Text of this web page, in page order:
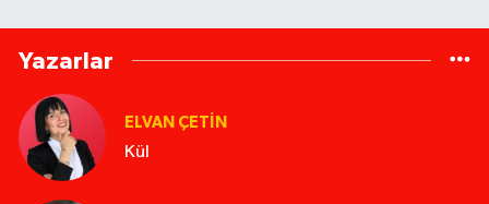
Yazarlar
ELVAN ÇETIN
Kül